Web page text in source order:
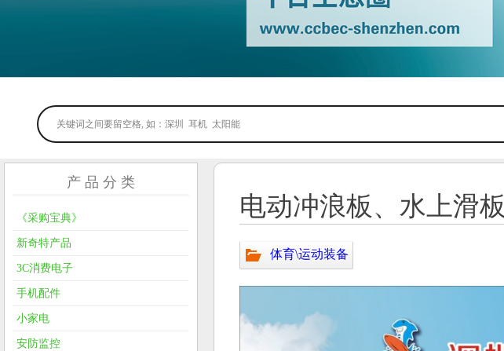
电动冲浪板、水上滑板
体育\运动装备
产 品 分 类
《采购宝典》
新奇特产品
3C消费电子
手机配件
小家电
安防监控